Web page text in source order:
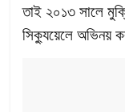
তাই ২০১৩ সালে
সিক্যুয়েলে অভিনয়